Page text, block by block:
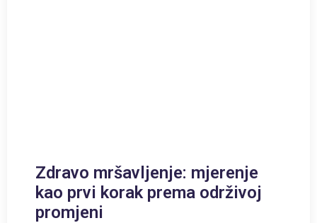
Zdravo mršavljenje: mjerenje
kao prvi korak prema održivoj
promjeni